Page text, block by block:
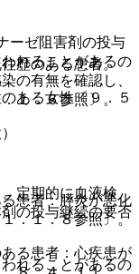
ーゼ阻害剤の投与
れることがあるの
の有無を確認し、
１．６参照〕。
患者：膵炎が悪化
．１．８参照〕。
る患者：心疾患が
歴のある患者。
ある女性〔９．５
定期的に血液検
の投与継続の要否
れることがあるの